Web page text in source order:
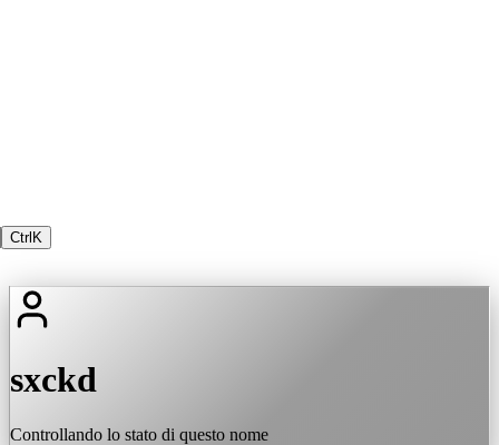
Ctrl K
sxckd
Controllando lo stato di questo nome